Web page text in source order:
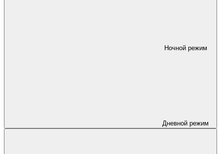
Ночной режим
Дневной режим